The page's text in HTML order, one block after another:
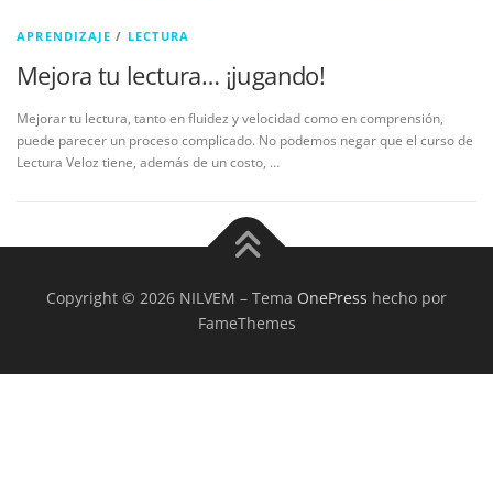
APRENDIZAJE / LECTURA
Mejora tu lectura… ¡jugando!
Mejorar tu lectura, tanto en fluidez y velocidad como en comprensión,
puede parecer un proceso complicado. No podemos negar que el curso de
Lectura Veloz tiene, además de un costo, …
Copyright © 2026 NILVEM – Tema OnePress hecho por
FameThemes